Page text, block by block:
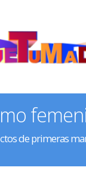
de primeras